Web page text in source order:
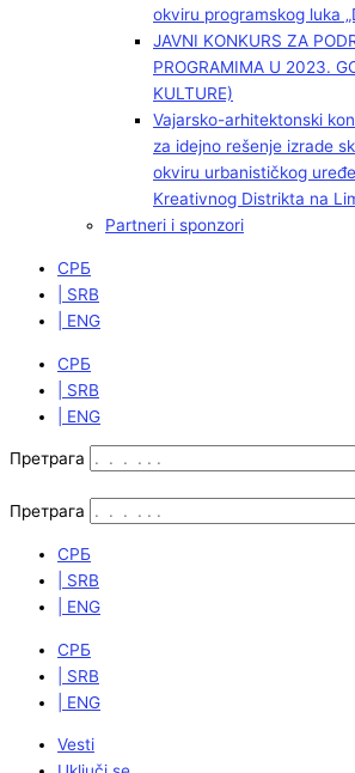
okviru programskog luka
JAVNI KONKURS ZA
PROGRAMIMA U 2023.
KULTURE)
Vajarsko-arhitektonski
za idejno rešenje izrade
okviru urbanističkog
Kreativnog Distrikta na
Partneri i sponzori
СРБ
| SRB
| ENG
СРБ
| SRB
| ENG
Претрага
Претрага
СРБ
| SRB
| ENG
СРБ
| SRB
| ENG
Vesti